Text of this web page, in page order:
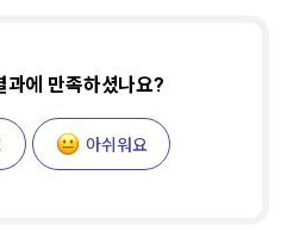
과에 만족하셨나요?
아쉬워요